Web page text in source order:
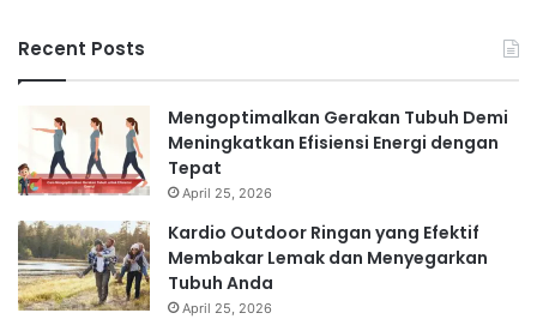
Recent Posts
Mengoptimalkan Gerakan Tubuh Demi
Meningkatkan Efisiensi Energi dengan
Tepat
April 25, 2026
Kardio Outdoor Ringan yang Efektif
Membakar Lemak dan Menyegarkan
Tubuh Anda
April 25, 2026